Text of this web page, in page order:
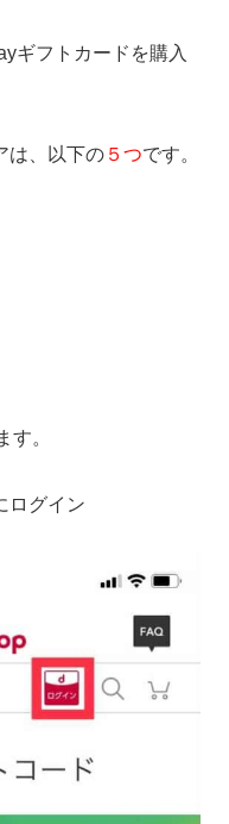
ギフトカードを購入
は、以下の ５つです。
す。
ログイン